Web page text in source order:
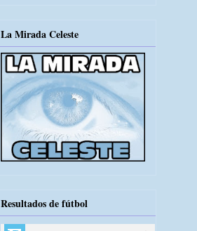
La Mirada Celeste
Resultados de fútbol